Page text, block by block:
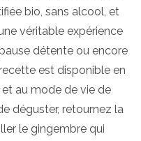
bio, sans alcool, et
véritable expérience
détente ou encore
est disponible en
et au mode de vie de
déguster, retournez la
le gingembre qui